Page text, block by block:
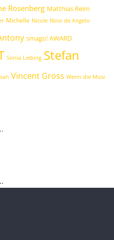
Rosenberg Matthias Reim
Michelle Nicole Nino de Angelo
smago! AWARD
Sonia Liebing Stefan
Vincent Gross Wenn die Musi
..
..